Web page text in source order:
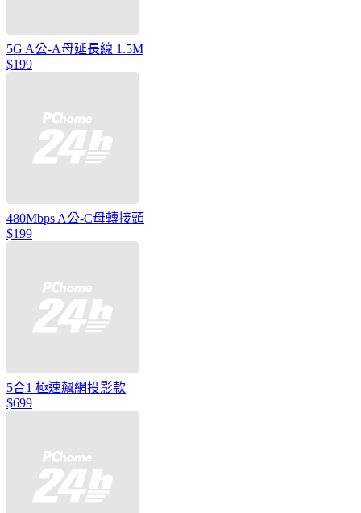
5G A公-A母延長線 1.5M
$199
480Mbps A公-C母轉接頭
$199
5合1 極速飆網投影款
$699